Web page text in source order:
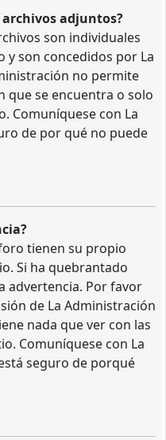
archivos adjuntos?
son individuales
y son concedidos por La
no permite
que se encuentra o solo
Comuníquese con La
de por qué no puede
tienen su propio
Si ha quebrantado
advertencia. Por favor
de La Administración
nada que ver con las
Comuníquese con La
seguro de porqué